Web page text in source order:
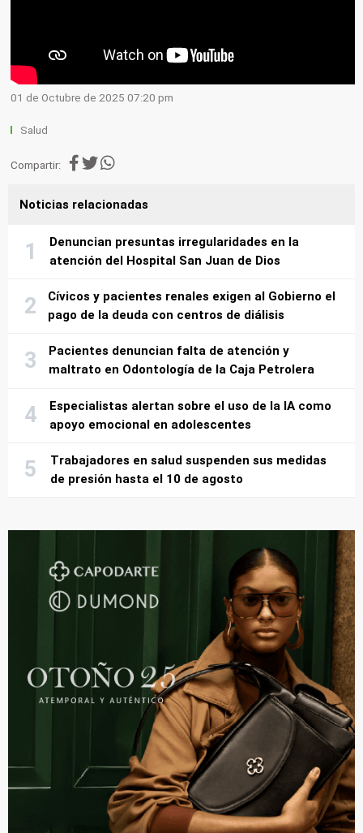
01 de Octubre de 2025 07:20 pm
Salud
Compartir:
Noticias relacionadas
Denuncian presuntas irregularidades en la
atención del Hospital San Juan de Dios
Cívicos y pacientes renales exigen al Gobierno el
pago de la deuda con centros de diálisis
Pacientes denuncian falta de atención y
maltrato en Odontología de la Caja Petrolera
Especialistas alertan sobre el uso de la IA como
apoyo emocional en adolescentes
Trabajadores en salud suspenden sus medidas
de presión hasta el 10 de agosto